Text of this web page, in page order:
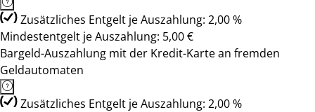
Zusätzliches Entgelt je Auszahlung: 2,00 %
Mindestentgelt je Auszahlung: 5,00 €
Bargeld-Auszahlung mit der Kredit-Karte an fremden
Geldautomaten
Zusätzliches Entgelt je Auszahlung: 2,00 %